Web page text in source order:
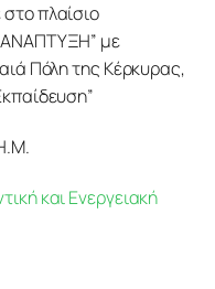
πλαίσιο
ΑΝΑΠΤΥΞΗ” με
Πόλη της Κέρκυρας,
και Ενεργειακή